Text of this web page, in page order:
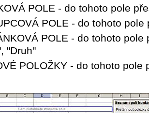
POLE - do tohoto pole
POLE - do tohoto
POLE - do tohoto
"Druh"
POLOŽKY - do tohoto pole